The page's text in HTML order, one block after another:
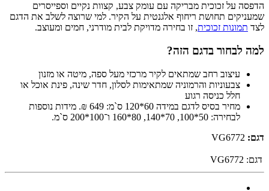
הדפסה על זכוכית מבריקה עם עומק צבע, קצוות נקיים וספייסרים
שמעניקים תחושת ריחוף אלגנטית על הקיר. למי שרוצה לשלב את הדגם
לצד תמונות זכוכית, זו בחירה מדויקת לבית מודרני, חמים ומעוצב.
למה לבחור בדגם הזה?
עיצוב רחב שמתאים לקיר מרכזי מעל ספה, מיטה או מזנון
צבעוניות והרמוניה שמתאימות לסלון, חדר שינה, פינת אוכל או
חלל כניסה רגוע
מחיר בסיס לדגם במידה 60*120 ס`מ: 649 ₪. מידות נוספות
לבחירה: 50*100, 70*140, 80*160 ו־100*200 ס`מ.
דגם:
דגם: VG6772